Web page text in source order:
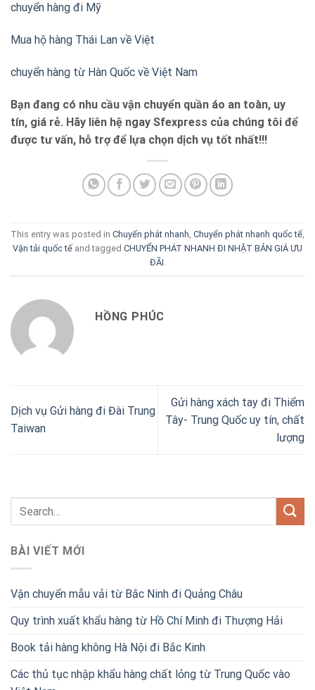
chuyển hàng đi Mỹ
Mua hộ hàng Thái Lan về Việt
chuyển hàng từ Hàn Quốc về Việt Nam
Bạn đang có nhu cầu vận chuyển quần áo an toàn, uy
tín, giá rẻ. Hãy liên hệ ngay Sfexpress của chúng tôi để
được tư vấn, hỗ trợ để lựa chọn dịch vụ tốt nhất!!!
This entry was posted in Chuyển phát nhanh, Chuyển phát nhanh quốc tế,
Vận tải quốc tế and tagged CHUYỂN PHÁT NHANH ĐI NHẬT BẢN GIÁ ƯU
ĐÃI.
HỒNG PHÚC
Dịch vụ Gửi hàng đi Đài Trung
Taiwan
Gửi hàng xách tay đi Thiểm
Tây- Trung Quốc uy tín, chất
lượng
BÀI VIẾT MỚI
Vận chuyển mẫu vải từ Bắc Ninh đi Quảng Châu
Quy trình xuất khẩu hàng từ Hồ Chí Minh đi Thượng Hải
Book tải hàng không Hà Nội đi Bắc Kinh
Các thủ tục nhập khẩu hàng chất lỏng từ Trung Quốc vào